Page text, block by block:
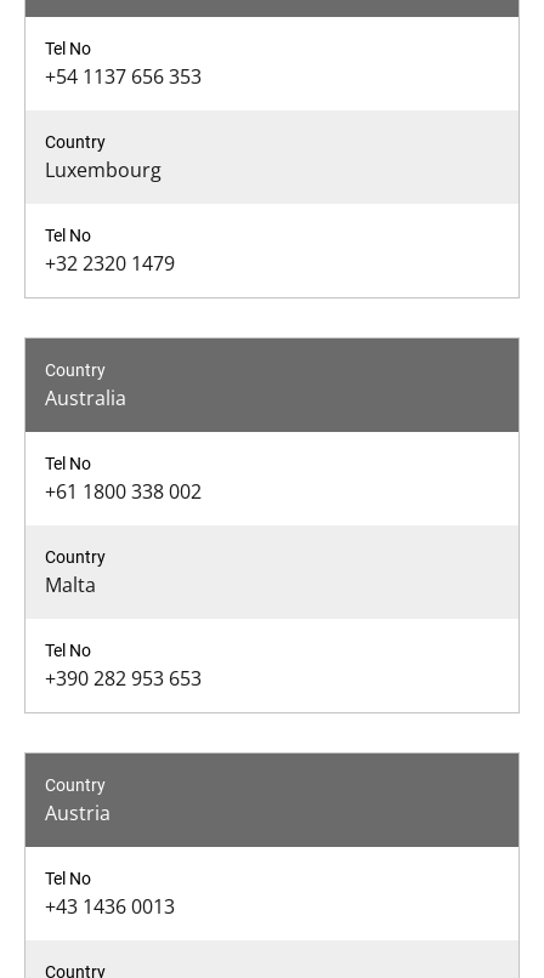
+54 1137 656 353
Luxembourg
+32 2320 1479
Australia
+61 1800 338 002
Malta
+390 282 953 653
Austria
+43 1436 0013